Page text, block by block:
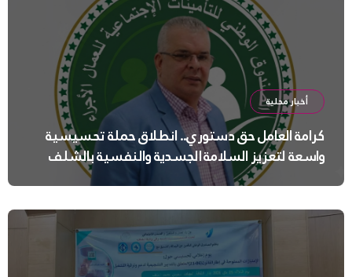
أخبار محلية
كرامة العامل حق دستوري.. انطلاق حملة تحسيسية
واسعة لتعزيز السلامة الجسدية والنفسية بالشلف